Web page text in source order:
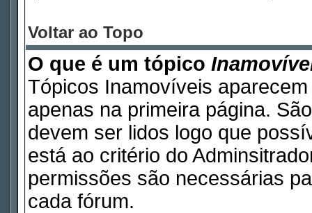
Voltar ao Topo
O que é um tópico
Tópicos Inamovíveis
apenas na primeira página.
devem ser lidos logo que
está ao critério do
permissões são necessárias
cada fórum.